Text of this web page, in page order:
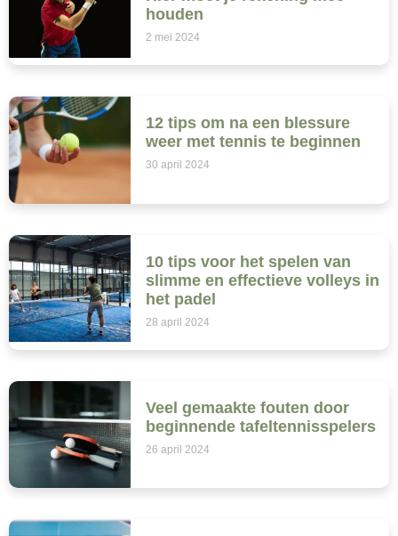
houden
2 mei 2024
12 tips om na een blessure
weer met tennis te beginnen
30 april 2024
10 tips voor het spelen van
slimme en effectieve volleys in
het padel
28 april 2024
Veel gemaakte fouten door
beginnende tafeltennisspelers
26 april 2024